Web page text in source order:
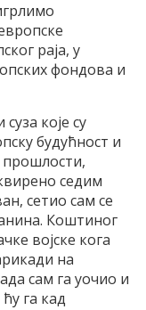
раја, у
фондова и
које су
будућност и
прошлости,
седим
сетио сам се
Коштиног
војске кога
на
сам га уочио и
га кад